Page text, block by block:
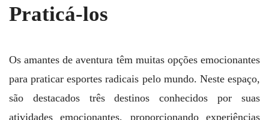
Praticá-los
Os amantes de aventura têm muitas opções emocionantes
para praticar esportes radicais pelo mundo. Neste espaço,
são destacados três destinos conhecidos por suas
atividades emocionantes, proporcionando experiências